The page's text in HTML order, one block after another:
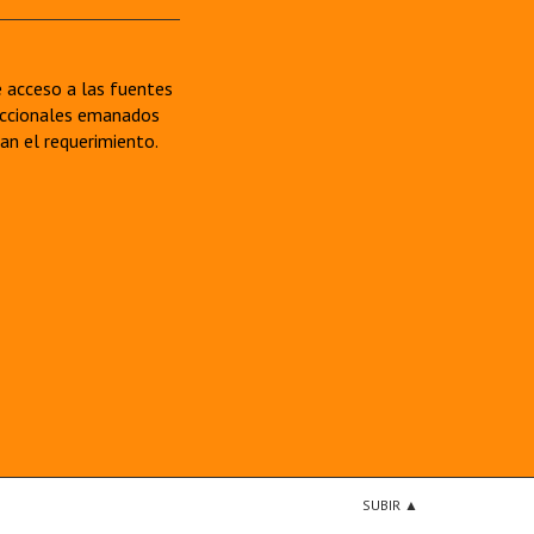
acceso a las fuentes
emanados
el requerimiento.
SUBIR ▲